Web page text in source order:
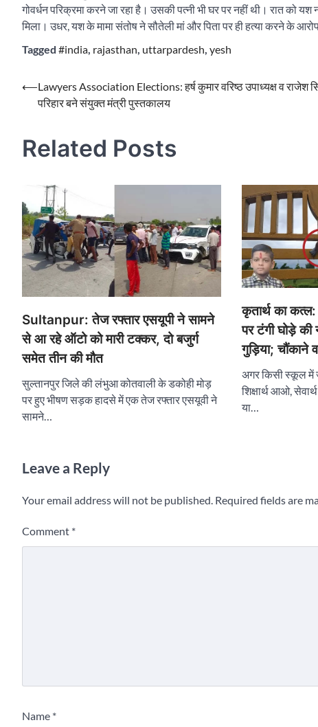
गोवर्धन परिक्रमा करने जा रहा है। उसकी पत्नी भी घर पर नहीं थी। रात
मिला। उधर, यश के मामा संतोष ने सौतेली मां और पिता पर ही हत्या करने के
Tagged #india rajasthan uttarpardesh yesh
Post
navigation
⟵Lawyers Association Elections: हर्ष कुमार वरिष्ठ उपाध्यक्ष व राजेश
परिहार बने संयुक्त मंत्री पुस्तकालय
Related Posts
Sultanpur: तेज रफ्तार एसयूपी ने सामने
से आ रहे ऑटो को मारी टक्कर, दो बजुर्ग
समेत तीन की मौत
सुल्तानपुर जिले की लंभुआ कोतवाली के डकोही मोड़
पर हुए भीषण सड़क हादसे में एक तेज रफ्तार एसयूवी ने
सामने…
कृतार्थ का
पर टंगी घोड़े
गुड़िया; चौंकाने
अगर किसी स्कूल में
शिक्षार्थ आओ,
या…
Leave a Reply
Your email address will not be published. Required fields are
Comment *
Name *